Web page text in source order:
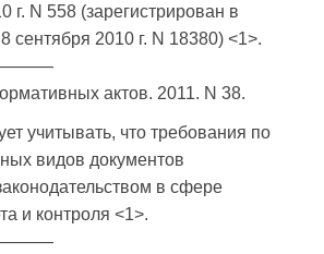
г. N 558 (зарегистрирован в
сентября 2010 г. N 18380) <1>.
актов. 2011. N 38.
учитывать, что требования по
видов документов
в сфере
и контроля <1>.